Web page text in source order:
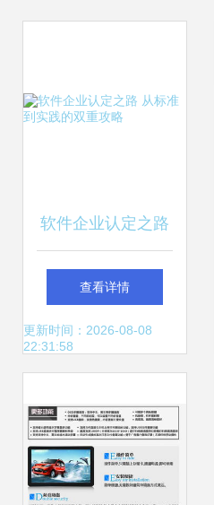
软件企业认定之路
从标准到实践的双
重攻略
查看详情
更新时间：2026-08-08
22:31:58